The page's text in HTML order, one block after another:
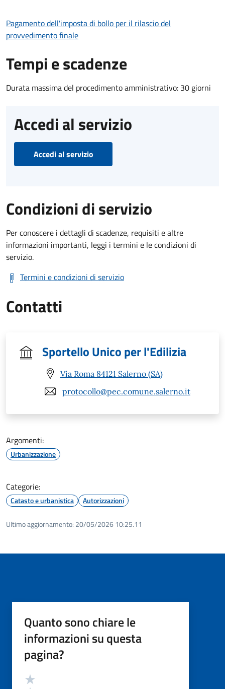
Pagamento dell'imposta di bollo per il rilascio del
provvedimento finale
Tempi e scadenze
Durata massima del procedimento amministrativo: 30 giorni
Accedi al servizio
Accedi al servizio
Condizioni di servizio
Per conoscere i dettagli di scadenze, requisiti e altre
informazioni importanti, leggi i termini e le condizioni di
servizio.
Termini e condizioni di servizio
Contatti
Sportello Unico per l'Edilizia
Via Roma 84121 Salerno (SA)
protocollo@pec.comune.salerno.it
Argomenti:
Urbanizzazione
Categorie:
Catasto e urbanistica Autorizzazioni
Ultimo aggiornamento: 20/05/2026 10:25.11
Quanto sono chiare le
informazioni su questa
pagina?
Valutazione